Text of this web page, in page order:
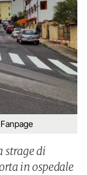
strage di
in ospedale